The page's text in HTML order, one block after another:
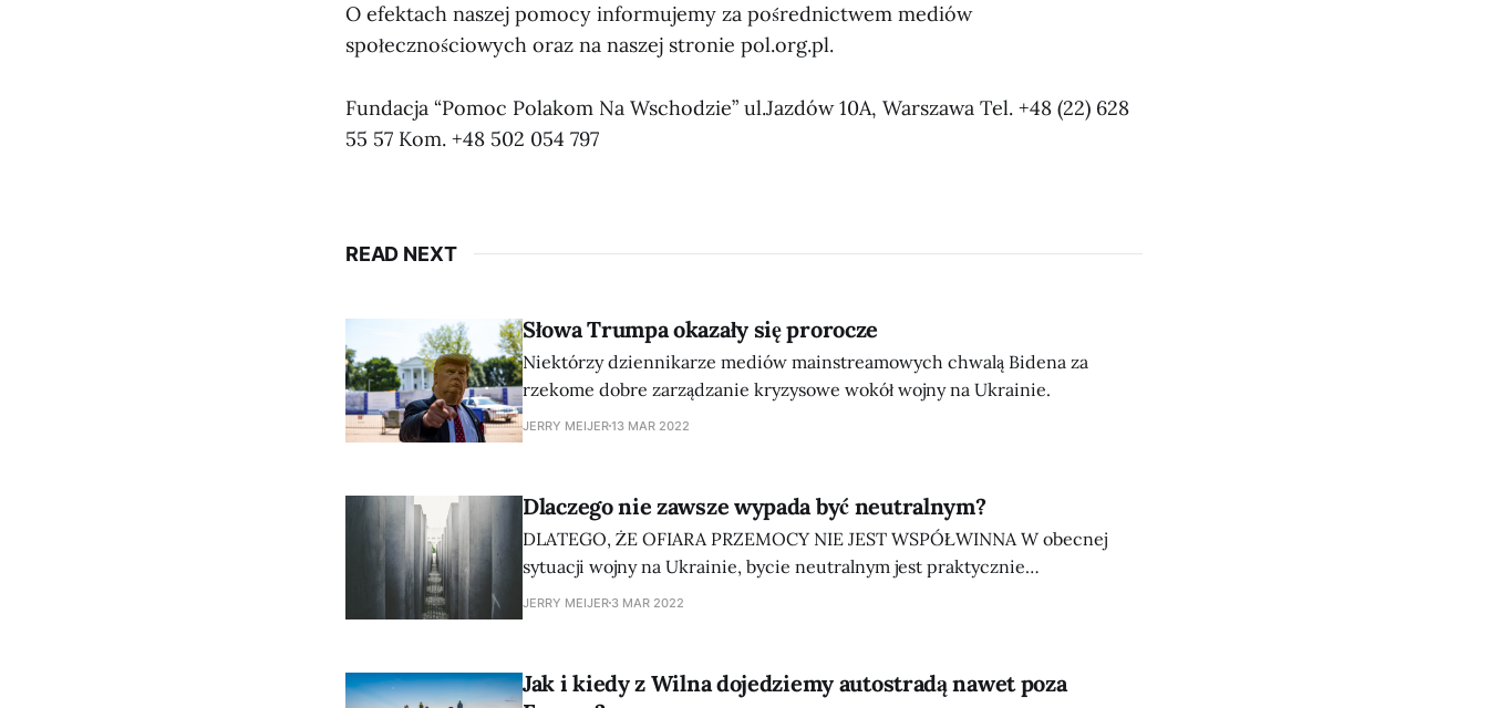
O efektach naszej pomocy informujemy za pośrednictwem mediów
społecznościowych oraz na naszej stronie pol.org.pl.
Fundacja “Pomoc Polakom Na Wschodzie” ul.Jazdów 10A, Warszawa Tel. +48 (22) 628
55 57 Kom. +48 502 054 797
READ NEXT
Słowa Trumpa okazały się prorocze
Niektórzy dziennikarze mediów mainstreamowych chwalą Bidena za
rzekome dobre zarządzanie kryzysowe wokół wojny na Ukrainie.
JERRY MEIJER13 MAR 2022
Dlaczego nie zawsze wypada być neutralnym?
DLATEGO, ŻE OFIARA PRZEMOCY NIE JEST WSPÓŁWINNA W obecnej
sytuacji wojny na Ukrainie, bycie neutralnym jest praktycznie
równoznaczne z popieraniem działań reżimu putinowskiego.
JERRY MEIJER 3 MAR 2022
Jak i kiedy z Wilna dojedziemy autostradą nawet poza